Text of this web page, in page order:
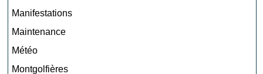
Manifestations
Maintenance
Météo
Montgolfières